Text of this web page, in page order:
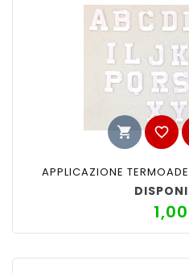
shopping_cart favorite_border
APPLICAZIONE